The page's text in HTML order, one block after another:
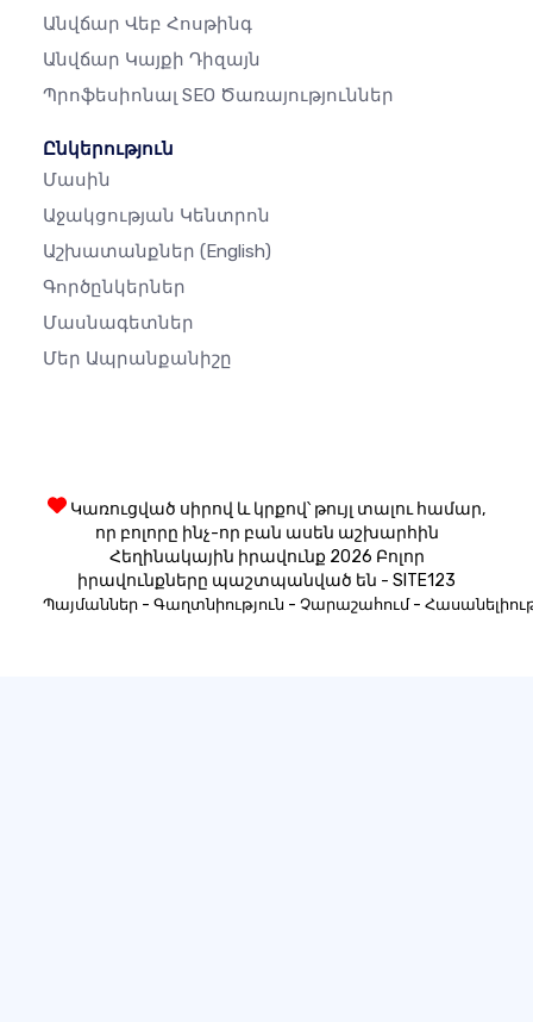
Անվճար Վեբ Հոսթինգ
Անվճար Կայքի Դիզայն
Պրոֆեսիոնալ SEO Ծառայություններ
Ընկերություն
Մասին
Աջակցության Կենտրոն
Աշխատանքներ (English)
Գործընկերներ
Մասնագետներ
Մեր Ապրանքանիշը
Կառուցված սիրով և կրքով՝ թույլ տալու համար,
որ բոլորը ինչ-որ բան ասեն աշխարհին
Հեղինակային իրավունք 2026 Բոլոր
իրավունքները պաշտպանված են - SITE123
Պայմաններ - Գաղտնիություն - Չարաշահում-